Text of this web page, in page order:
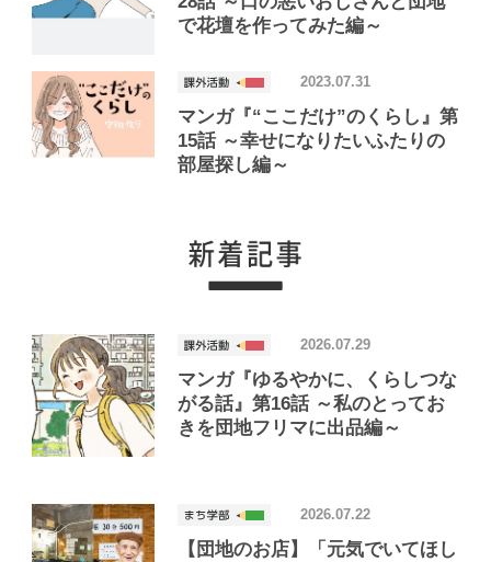
で花壇を作ってみた編～
マンガ『“ここだけ”のくらし』第
15話 ～幸せになりたいふたりの
部屋探し編～
2023.07.31
マンガ『ゆるやかに、くらしつな
がる話』第16話 ～私のとってお
きを団地フリマに出品編～
2026.07.29
【団地のお店】「元気でいてほし
2026.07.22